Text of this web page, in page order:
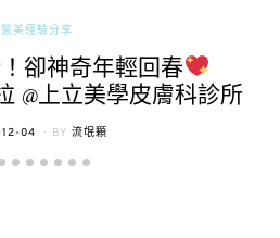
醫美經驗分享
卻神奇年輕回春
@上立美學皮膚科診所
04 BY 流氓顆